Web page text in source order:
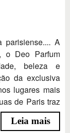
parisiense.... A
o Deo Parfum
beleza e
da exclusiva
lugares mais
de Paris traz
Leia mais